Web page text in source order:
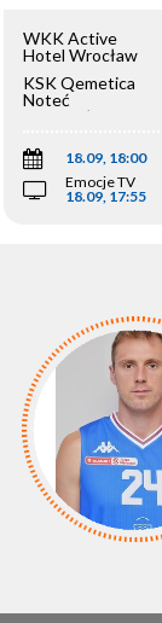
WKK Active
Hotel Wrocław
KSK Qemetica
Noteć
Inowrocław
18.09, 18:00
Emocje TV
18.09, 17:55